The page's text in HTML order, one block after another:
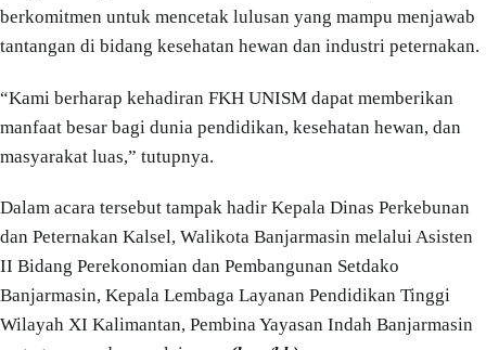
berkomitmen untuk mencetak lulusan yang mampu menjawab
tantangan di bidang kesehatan hewan dan industri peternakan.
“Kami berharap kehadiran FKH UNISM dapat memberikan
manfaat besar bagi dunia pendidikan, kesehatan hewan, dan
masyarakat luas,” tutupnya.
Dalam acara tersebut tampak hadir Kepala Dinas Perkebunan
dan Peternakan Kalsel, Walikota Banjarmasin melalui Asisten
II Bidang Perekonomian dan Pembangunan Setdako
Banjarmasin, Kepala Lembaga Layanan Pendidikan Tinggi
Wilayah XI Kalimantan, Pembina Yayasan Indah Banjarmasin